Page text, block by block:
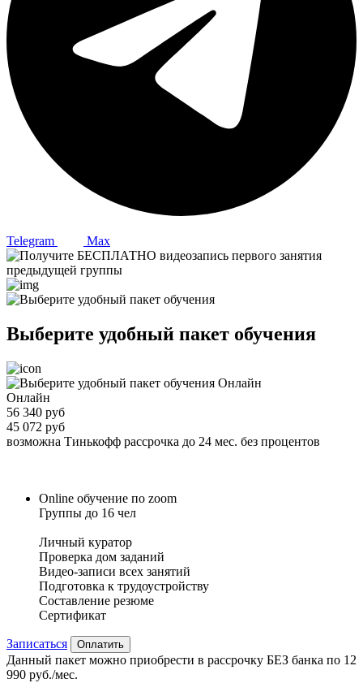
Telegram Max
Выберите удобный пакет обучения
Онлайн
56 340 руб
45 072 руб
возможна Тинькофф рассрочка до 24 мес. без процентов
Online обучение по zoom
Группы до 16 чел
Личный куратор
Проверка дом заданий
Видео-записи всех занятий
Подготовка к трудоустройству
Составление резюме
Сертификат
Записаться Оплатить
Данный пакет можно приобрести в рассрочку БЕЗ банка по 12
990 руб./мес.